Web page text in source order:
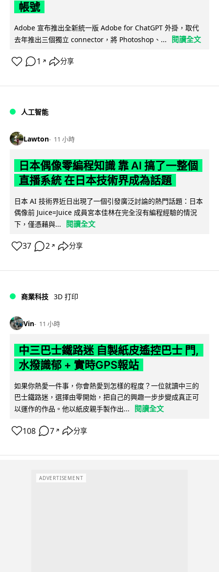
帳號
Adobe 宣布推出全新統一版 Adobe for ChatGPT 外掛，取代
去年推出三個獨立 connector，將 Photoshop、...
閱讀全文
1 ↗ 分享
人工智能
Lawton 11 小時
日本偶像零編程知識 靠 AI 搞了一整個
直播系統 在日本技術界成為話題
日本 AI 技術界近日出現了一個引發廣泛討論的熱門話題：日本
偶像前 Juice=Juice 成員宮本佳林在完全沒有編程經驗的情況
下，僅憑藉與...
閱讀全文
37 2 ↗ 分享
商業科技 3D 打印
Vin 11 小時
中三巴士鐵路迷 自製紙皮遙控巴士 門,
水撥識郁 + 實時GPS報站
如果你熱愛一件事，你會熱愛到怎樣的程度？一位就讀中三的
巴士鐵路迷，選擇由零開始，把自己的興趣一步步變成真正可
以運作的作品。他以紙皮親手製作出...
閱讀全文
108 7 ↗ 分享
ADVERTISEMENT